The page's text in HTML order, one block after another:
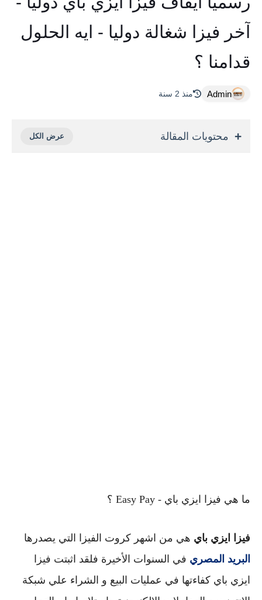
آخر فيزا شغالة دوليا - ايه الحلول
قدامنا ؟
Admin منذ 2 سنة
محتويات المقالة
ما هي فيزا ايزي باي - Easy Pay ؟
فيزا ايزي باي هي من اشهر كروت الفيزا التي يصدرها
البريد المصري في السنوات الأخيرة